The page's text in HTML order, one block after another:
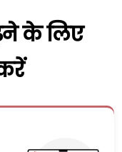
के लिए